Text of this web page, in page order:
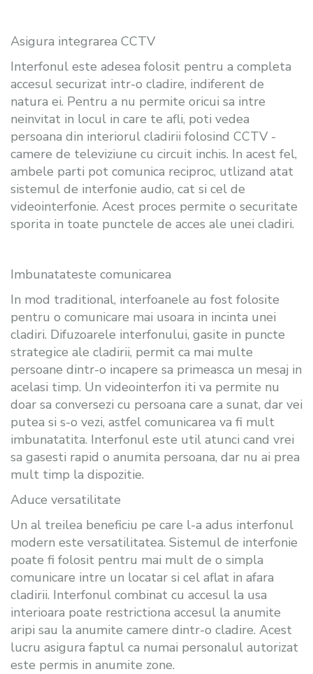
Asigura integrarea CCTV
Interfonul este adesea folosit pentru a completa
accesul securizat intr-o cladire, indiferent de
natura ei. Pentru a nu permite oricui sa intre
neinvitat in locul in care te afli, poti vedea
persoana din interiorul cladirii folosind CCTV -
camere de televiziune cu circuit inchis. In acest fel,
ambele parti pot comunica reciproc, utlizand atat
sistemul de interfonie audio, cat si cel de
videointerfonie. Acest proces permite o securitate
sporita in toate punctele de acces ale unei cladiri.
Imbunatateste comunicarea
In mod traditional, interfoanele au fost folosite
pentru o comunicare mai usoara in incinta unei
cladiri. Difuzoarele interfonului, gasite in puncte
strategice ale cladirii, permit ca mai multe
persoane dintr-o incapere sa primeasca un mesaj in
acelasi timp. Un videointerfon iti va permite nu
doar sa conversezi cu persoana care a sunat, dar vei
putea si s-o vezi, astfel comunicarea va fi mult
imbunatatita. Interfonul este util atunci cand vrei
sa gasesti rapid o anumita persoana, dar nu ai prea
mult timp la dispozitie.
Aduce versatilitate
Un al treilea beneficiu pe care l-a adus interfonul
modern este versatilitatea. Sistemul de interfonie
poate fi folosit pentru mai mult de o simpla
comunicare intre un locatar si cel aflat in afara
cladirii. Interfonul combinat cu accesul la usa
interioara poate restrictiona accesul la anumite
aripi sau la anumite camere dintr-o cladire. Acest
lucru asigura faptul ca numai personalul autorizat
este permis in anumite zone.